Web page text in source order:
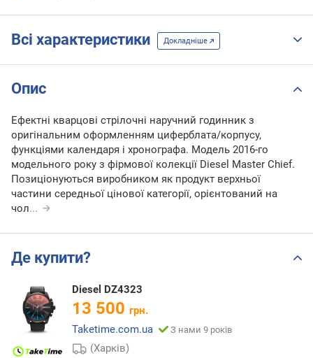
Всі характеристики Докладніше
Опис
Ефектні кварцові стрілочні наручний годинник з
оригінальним оформленням циферблата/корпусу,
функціями календаря і хронографа. Модель 2016-го
модельного року з фірмової колекції Diesel Master Chief.
Позиціонуються виробником як продукт верхньої
частини середньої цінової категорії, орієнтований на
чол...
Де купити?
Diesel DZ4323
13 500 грн.
Taketime.com.ua
З нами 9 років
(Харків)